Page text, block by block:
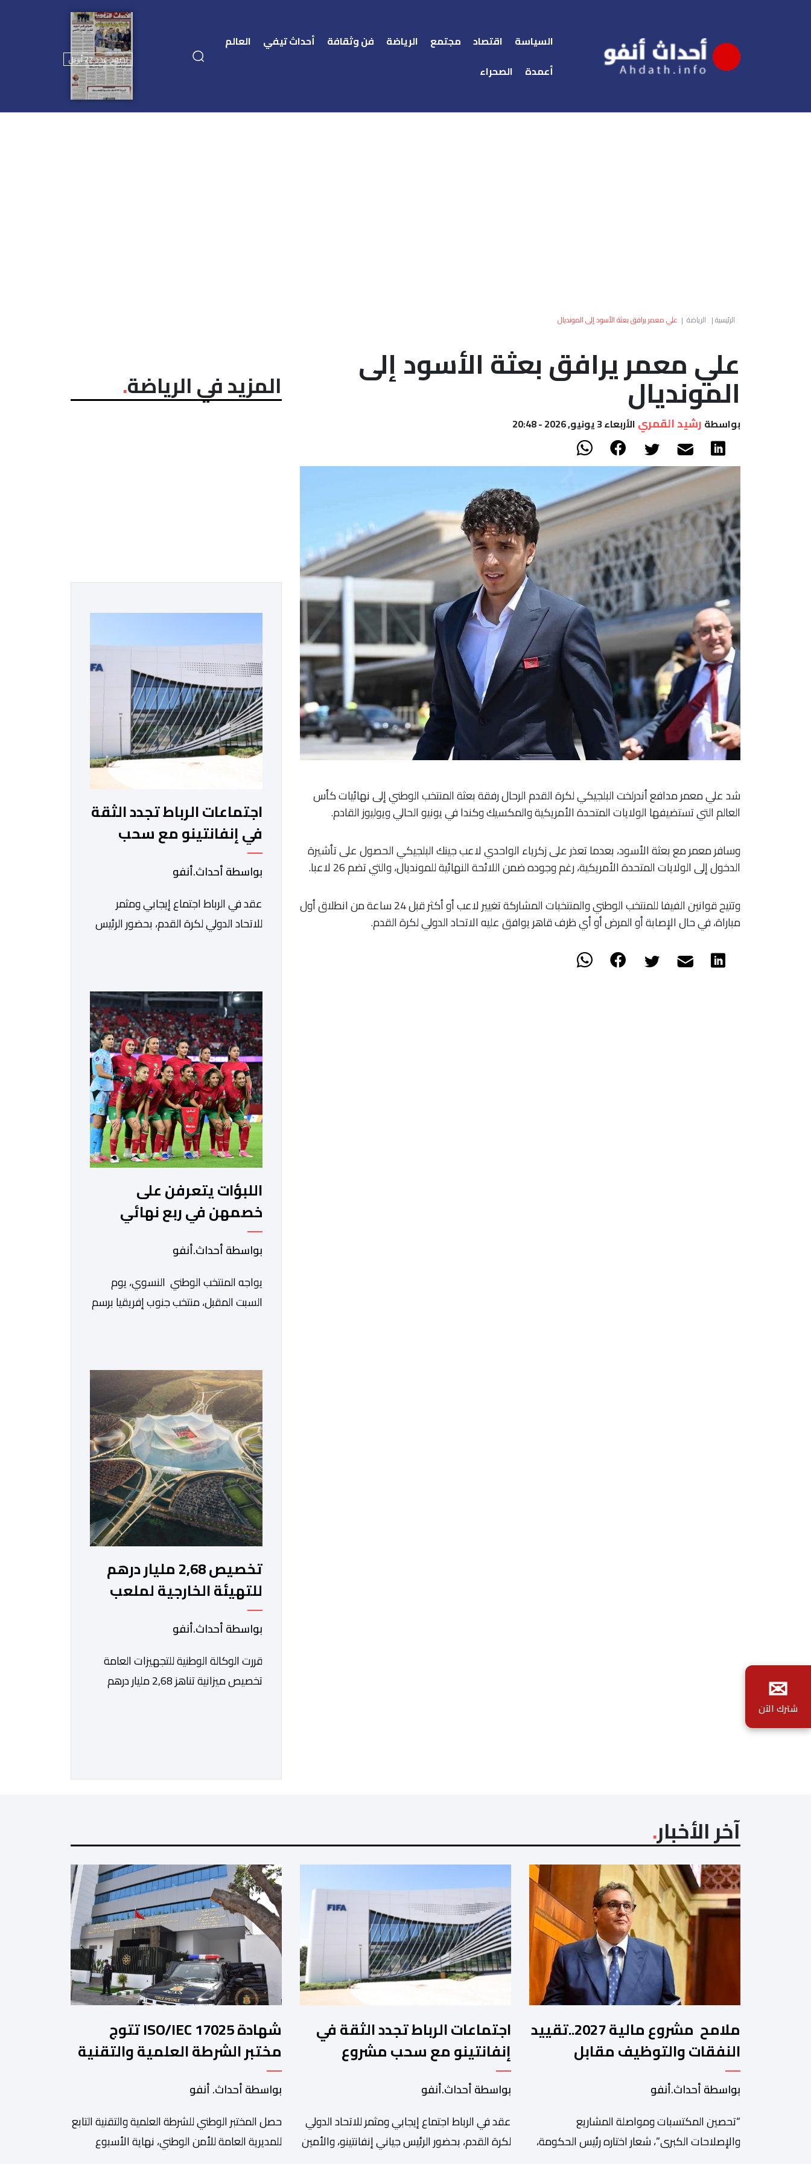
السياسة اقتصاد مجتمع الرياضة فن وثقافة أحداث تيفي
العالم
أعمدة
الصحراء
تصفح عدد 22 أبريل
الرئيسية| الرياضة | علي معمر يرافق بعثة الأسود إلى المونديال
علي معمر يرافق بعثة الأسود إلى
المونديال
بواسطة رشيد القمري الأربعاء 3 يونيو, 2026 - 20:48
شد علي معمر مدافع أندرلخت البلجيكي لكرة القدم الرحال رفقة بعثة المنتخب الوطني إلى نهائيات كأس
العالم التي تستضيفها الولايات المتحدة الأمريكية والمكسيك وكندا في يونيو الحالي ويوليوز القادم.
وسافر معمر مع بعثة الأسود، بعدما تعذر على زكرياء الواحدي لاعب جينك البلجيكي الحصول على تأشيرة
الدخول إلى الولايات المتحدة الأمريكية، رغم وجوده ضمن اللائحة النهائية للمونديال، والتي تضم 26 لاعبا.
وتتيح قوانين الفيفا للمنتخب الوطني والمنتخبات المشاركة تغيير لاعب أو أكثر قبل 24 ساعة من انطلاق أول
مباراة، في حال الإصابة أو المرض أو أي ظرف قاهر يوافق عليه الاتحاد الدولي لكرة القدم.
المزيد في الرياضة
اجتماعات الرباط تجدد الثقة
في إنفانتينو مع سحب
مشروع الفيفا
بواسطة أحداث.أنفو
عقد في الرباط اجتماع إيجابي ومثمر
للاتحاد الدولي لكرة القدم، بحضور الرئيس
آليات العمل الداخلي. ​وشهد اللقاء تجديد
الثقة المتبادلة بين القيادة التنفيذية
للاتحاد، حيث أكد المجتمعون دعمهم
الكامل للرئيس إنفانتينو باعتباره المسؤول
الوحيد المباشر والمنتخب من قِبل 211
اتحادا […]
اللبؤات يتعرفن على
خصمهن في ربع نهائي
كأس إفريقيا
بواسطة أحداث.أنفو
يواجه المنتخب الوطني النسوي، يوم
السبت المقبل، منتخب جنوب إفريقيا برسم
انطلاقا من الساعة التاسعة ليلا. وكانت
لبؤات الأطلس قد تأهلن إلى الدور ربع
النهائي بعد تصدرهن المجموعة الأولى
برصيد سبع نقاط، حصدنها من انتصارين
وتعادل، فيما بلغ […]
تخصيص 2,68 مليار درهم
للتهيئة الخارجية لملعب
الحسن الثاني
بواسطة أحداث.أنفو
قررت الوكالة الوطنية للتجهيزات العامة
تخصيص ميزانية تناهز 2,68 مليار درهم
نهائيات كأس العالم 2030. ​وكشف مصدر
لطلبات العروض […]
آخر الأخبار
ملامح مشروع مالية 2027..تقييد
النفقات والتوظيف مقابل
مواصلة بناء الدولة الاجتماعية
والاستثمار
بواسطة أحداث.أنفو
“تحصين المكتسبات ومواصلة المشاريع
والإصلاحات الكبرى”، شعار اختاره رئيس الحكومة،
اجتماعات الرباط تجدد الثقة في
إنفانتينو مع سحب مشروع
الفيفا
بواسطة أحداث.أنفو
عقد في الرباط اجتماع إيجابي ومثمر للاتحاد الدولي
لكرة القدم، بحضور الرئيس جياني إنفانتينو، والأمين
شهادة ISO/IEC 17025 تتوج
مختبر الشرطة العلمية والتقنية
للأمن الوطني في مختلف الخبرات
الجنائية
بواسطة أحداث. أنفو
حصل المختبر الوطني للشرطة العلمية والتقنية التابع
للمديرية العامة للأمن الوطني، نهاية الأسبوع
✉
شترك الآن